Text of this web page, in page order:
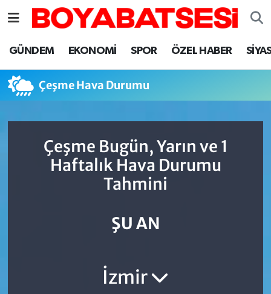
GÜNDEM EKONOMİ SPOR ÖZEL HABER
Çeşme Hava Durumu
Çeşme Bugün, Yarın ve 1
Haftalık Hava Durumu
Tahmini
ŞU AN
İzmir
Sinop Nöbetçi Eczaneler
Sinop Trafik Yoğunluk Haritası
Süper Lig Puan Durumu ve Fikstür
Son Dakika Haberleri